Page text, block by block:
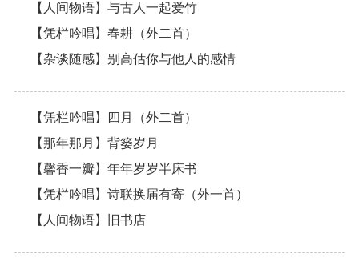
【人间物语】与古人一起爱竹
【凭栏吟唱】春耕（外二首）
【杂谈随感】别高估你与他人的感情
【凭栏吟唱】四月（外二首）
【那年那月】背篓岁月
【馨香一瓣】年年岁岁半床书
【凭栏吟唱】诗联换届有寄（外一首）
【人间物语】旧书店